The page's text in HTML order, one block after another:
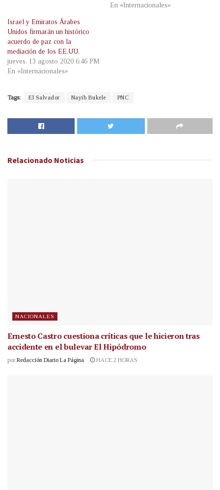
En «Internacionales»
Israel y Emiratos Árabes
Unidos firmarán un histórico
acuerdo de paz con la
mediación de los EE.UU.
jueves, 13 agosto 2020 6:46 PM
En «Internacionales»
Tags: El Salvador Nayib Bukele PNC
Relacionado Noticias
NACIONALES
Ernesto Castro cuestiona críticas que le hicieron tras
accidente en el bulevar El Hipódromo
por Redacción Diario La Página HACE 2 HORAS